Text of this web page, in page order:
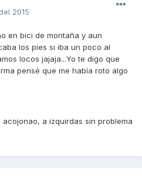
2015
en bici de montaña y aun
los pies si iba un poco al
locos jajaja...Yo te digo que
pensé que me había roto algo
a izquirdas sin problema